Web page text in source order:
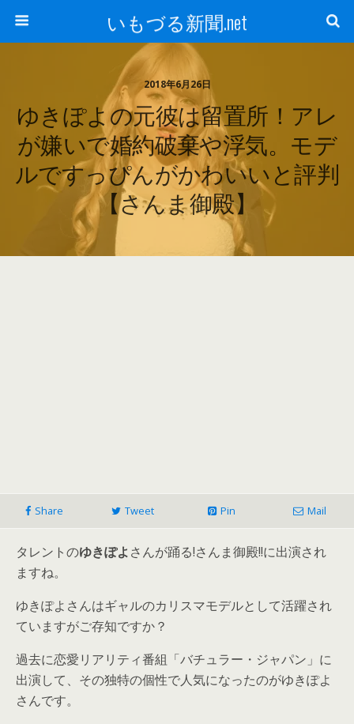
いもづる新聞.net
2018年6月26日
ゆきぽよの元彼は留置所！アレ
が嫌いで婚約破棄や浮気。モデ
ルですっぴんがかわいいと評判
【さんま御殿】
Share Tweet Pin Mail
タレントのゆきぽよさんが踊る!さんま御殿!!に出演され
ますね。
ゆきぽよさんはギャルのカリスマモデルとして活躍され
ていますがご存知ですか？
過去に恋愛リアリティ番組「バチュラー・ジャパン」に
出演して、その独特の個性で人気になったのがゆきぽよ
さんです。